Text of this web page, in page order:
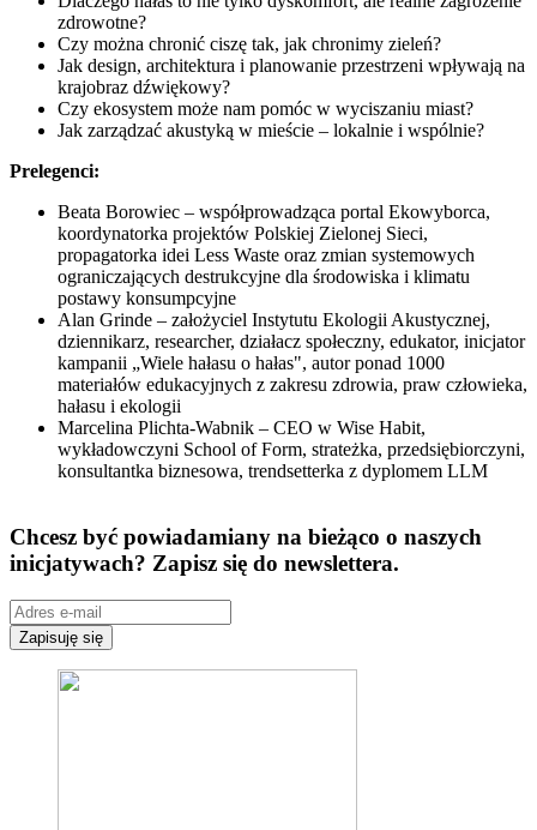
zdrowotne?
Czy można chronić ciszę tak, jak chronimy zieleń?
Jak design, architektura i planowanie przestrzeni wpływają na
krajobraz dźwiękowy?
Czy ekosystem może nam pomóc w wyciszaniu miast?
Jak zarządzać akustyką w mieście – lokalnie i wspólnie?
Prelegenci:
Beata Borowiec – współprowadząca portal Ekowyborca,
koordynatorka projektów Polskiej Zielonej Sieci,
propagatorka idei Less Waste oraz zmian systemowych
ograniczających destrukcyjne dla środowiska i klimatu
postawy konsumpcyjne
Alan Grinde – założyciel Instytutu Ekologii Akustycznej,
dziennikarz, researcher, działacz społeczny, edukator, inicjator
kampanii „Wiele hałasu o hałas", autor ponad 1000
materiałów edukacyjnych z zakresu zdrowia, praw człowieka,
hałasu i ekologii
Marcelina Plichta-Wabnik – CEO w Wise Habit,
wykładowczyni School of Form, strateżka, przedsiębiorczyni,
konsultantka biznesowa, trendsetterka z dyplomem LLM
Chcesz być powiadamiany na bieżąco o naszych
inicjatywach? Zapisz się do newslettera.
Zapisuję się